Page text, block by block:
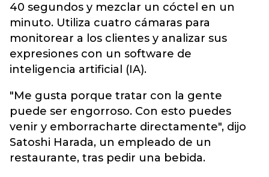
40 segundos y mezclar un cóctel en un
minuto. Utiliza cuatro cámaras para
monitorear a los clientes y analizar sus
expresiones con un software de
inteligencia artificial (IA).
"Me gusta porque tratar con la gente
puede ser engorroso. Con esto puedes
venir y emborracharte directamente", dijo
Satoshi Harada, un empleado de un
restaurante, tras pedir una bebida.